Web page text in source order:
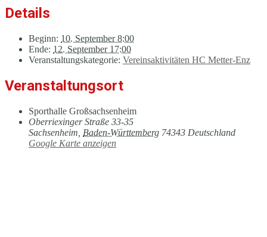
Details
Beginn: 10. September 8:00
Ende: 12. September 17:00
Veranstaltungskategorie: Vereinsaktivitäten HC Metter-Enz
Veranstaltungsort
Sporthalle Großsachsenheim
Oberriexinger Straße 33-35
Sachsenheim Baden-Württemberg 74343 Deutschland
Google Karte anzeigen